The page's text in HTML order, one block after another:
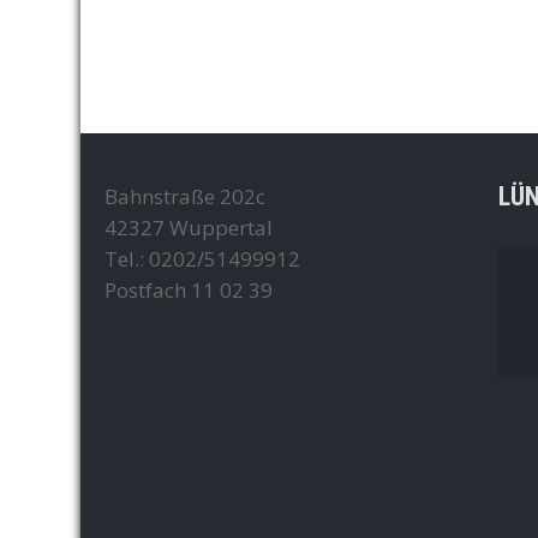
Bahnstraße 202c
42327 Wuppertal
Tel.: 0202/51499912
Postfach 11 02 39